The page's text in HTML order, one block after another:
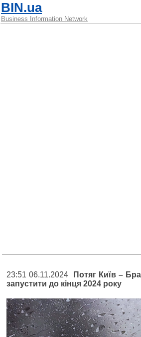
BIN.ua
Business Information Network
23:51 06.11.2024
Потяг Київ –
запустити до кінця 2024 року